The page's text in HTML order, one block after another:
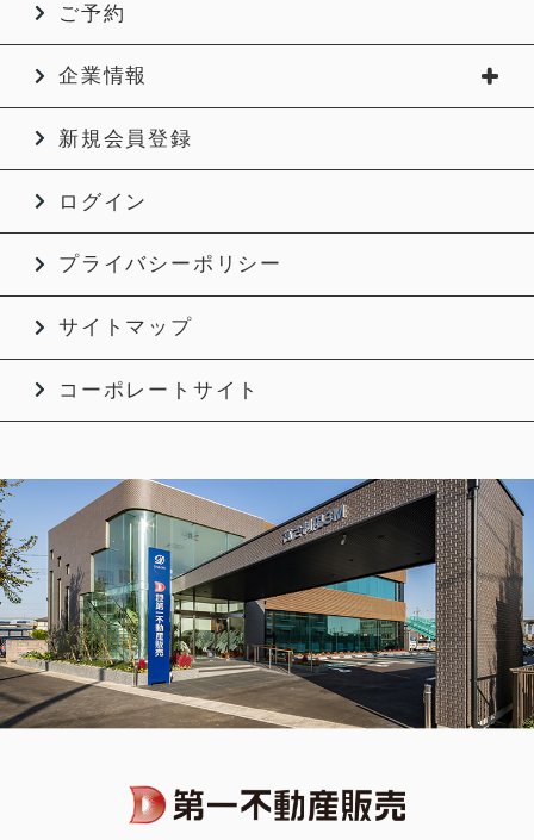
ご予約
企業情報
新規会員登録
ログイン
プライバシーポリシー
サイトマップ
コーポレートサイト